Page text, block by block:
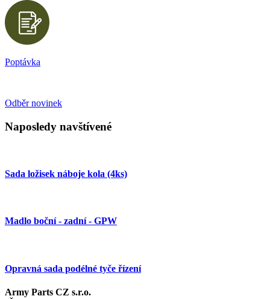
Poptávka
Odběr novinek
Naposledy navštívené
Sada ložisek náboje kola (4ks)
Madlo boční - zadní - GPW
Opravná sada podélné tyče řízení
Army Parts CZ s.r.o.